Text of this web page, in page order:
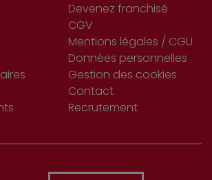
Devenez franchisé
CGV
Mentions légales / CGU
Données personnelles
Gestion des cookies
Contact
Recrutement